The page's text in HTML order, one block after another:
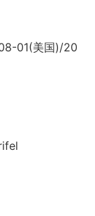
01(美国)/20